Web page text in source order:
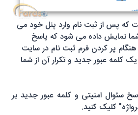
که پس از ثبت نام وارد پنل خود می
نمایش داده می شود که پاسخ
پر کردن فرم ثبت نام در سایت
یک کلمه عبور جدید و تکرار آن از شما
سئوال امنیتی و کلمه عبور جدید بر
کلیک کنید.